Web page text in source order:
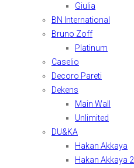
Giulia
BN International
Bruno Zoff
Platinum
Caselio
Decoro Pareti
Dekens
Main Wall
Unlimited
DU&KA
Hakan Akkaya
Hakan Akkaya 2